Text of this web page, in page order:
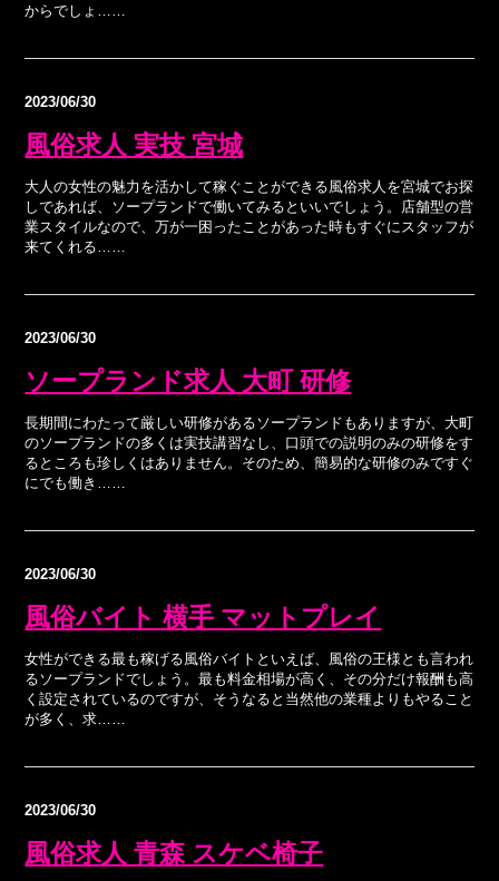
からでしょ……
2023/06/30
風俗求人 実技 宮城
大人の女性の魅力を活かして稼ぐことができる風俗求人を宮城でお探
しであれば、ソープランドで働いてみるといいでしょう。店舗型の営
業スタイルなので、万が一困ったことがあった時もすぐにスタッフが
来てくれる……
2023/06/30
ソープランド求人 大町 研修
長期間にわたって厳しい研修があるソープランドもありますが、大町
のソープランドの多くは実技講習なし、口頭での説明のみの研修をす
るところも珍しくはありません。そのため、簡易的な研修のみですぐ
にでも働き……
2023/06/30
風俗バイト 横手 マットプレイ
女性ができる最も稼げる風俗バイトといえば、風俗の王様とも言われ
るソープランドでしょう。最も料金相場が高く、その分だけ報酬も高
く設定されているのですが、そうなると当然他の業種よりもやること
が多く、求……
2023/06/30
風俗求人 青森 スケベ椅子